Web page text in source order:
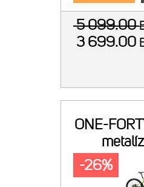
5 099.00
3 699.00
ONE-
-26%